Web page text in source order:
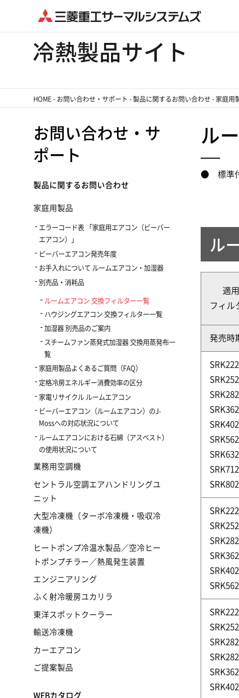
HOME - お問い合わせ・サポート -製品に関するお問い合わせ - 家庭用
ル
● 標準付
ル
適
フィル
発売時
お問い合わせ・サ
ポート
製品に関するお問い合わせ
家庭用製品
エラーコード表 「家庭用エアコン（ビーバー
エアコン）」
ビーバーエアコン発売年度
お手入れについて ルームエアコン・加湿器
別売品・消耗品
ルームエアコン 交換フィルター一覧
ハウジングエアコン 交換フィルター一覧
加湿器 別売品のご案内
スチームファン蒸発式加湿器 交換用蒸発布一
覧
家庭用製品よくあるご質問（FAQ）
定格冷房エネルギー消費効率の区分
家電リサイクル ルームエアコン
ビーバーエアコン（ルームエアコン）のJ-
Mossへの対応状況について
ルームエアコンにおける石綿（アスベスト）
の使用状況について
業務用空調機
セントラル空調エアハンドリングユ
ニット
大型冷凍機（ターボ冷凍機・吸収冷
凍機）
ヒートポンプ冷温水製品／空冷ヒー
トポンプチラー／熱風発生装置
エンジニアリング
ふく射冷暖房ユカリラ
東洋スポットクーラー
輸送冷凍機
カーエアコン
ご提案製品
WEBカタログ